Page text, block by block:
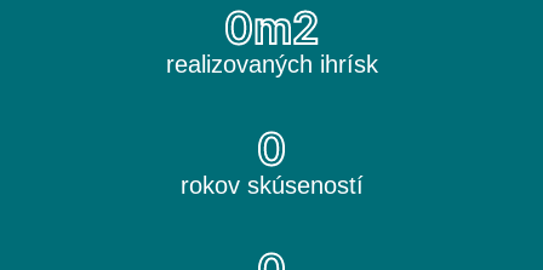
realizovaných ihrísk
0m2
rokov skúseností
0